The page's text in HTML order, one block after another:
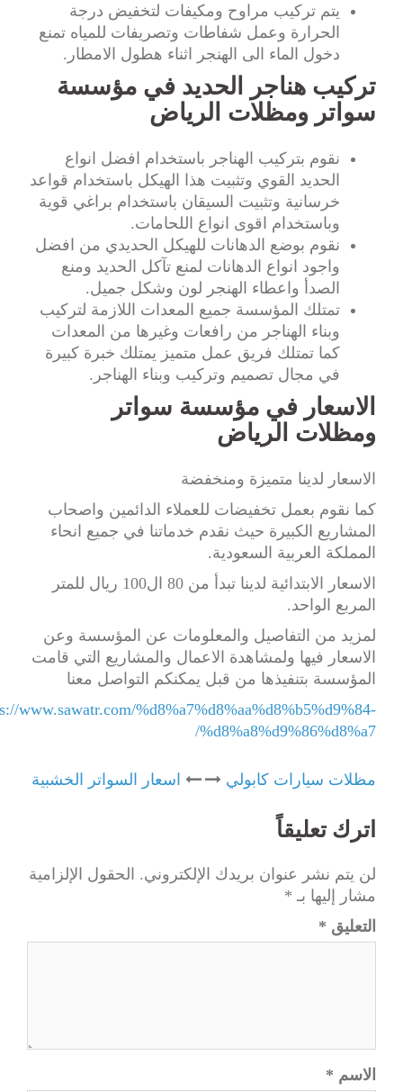
يتم تركيب مراوح ومكيفات لتخفيض درجة
الحرارة وعمل شفاطات وتصريفات للمياه تمنع
دخول الماء الى الهنجر اثناء هطول الامطار.
تركيب هناجر الحديد في مؤسسة
سواتر ومظلات الرياض
نقوم بتركيب الهناجر باستخدام افضل انواع
الحديد القوي وتثبيت هذا الهيكل باستخدام قواعد
خرسانية وتثبيت السيقان باستخدام براغي قوية
وباستخدام اقوى انواع اللحامات.
نقوم بوضع الدهانات للهيكل الحديدي من افضل
واجود انواع الدهانات لمنع تآكل الحديد ومنع
الصدأ واعطاء الهنجر لون وشكل جميل.
تمتلك المؤسسة جميع المعدات اللازمة لتركيب
وبناء الهناجر من رافعات وغيرها من المعدات
كما تمتلك فريق عمل متميز يمتلك خبرة كبيرة
في مجال تصميم وتركيب وبناء الهناجر.
الاسعار في مؤسسة سواتر
ومظلات الرياض
الاسعار لدينا متميزة ومنخفضة
كما نقوم بعمل تخفيضات للعملاء الدائمين واصحاب
المشاريع الكبيرة حيث نقدم خدماتنا في جميع انحاء
المملكة العربية السعودية.
الاسعار الابتدائية لدينا تبدأ من 80 ال100 ريال للمتر
المربع الواحد.
لمزيد من التفاصيل والمعلومات عن المؤسسة وعن
الاسعار فيها ولمشاهدة الاعمال والمشاريع التي قامت
المؤسسة بتنفيذها من قبل يمكنكم التواصل معنا
https://www.sawatr.com/%d8%a7%d8%aa%d8%b5%d9%84-
%d8%a8%d9%86%d8%a7/
Post
navigation
اسعار السواتر الخشبية مظلات سيارات كابولي
اترك تعليقاً
لن يتم نشر عنوان بريدك الإلكتروني. الحقول الإلزامية
مشار إليها بـ*
التعليق*
الاسم*